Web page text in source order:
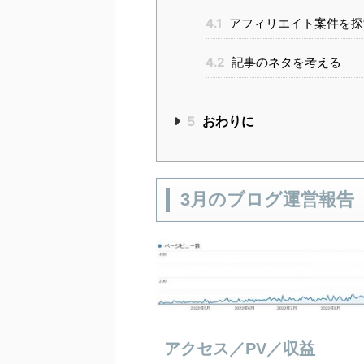
4.1 アフィリエイト案件を
4.2 記事のネタを考える
5 おわりに
3月のブログ運営報告
アクセス／PV／収益